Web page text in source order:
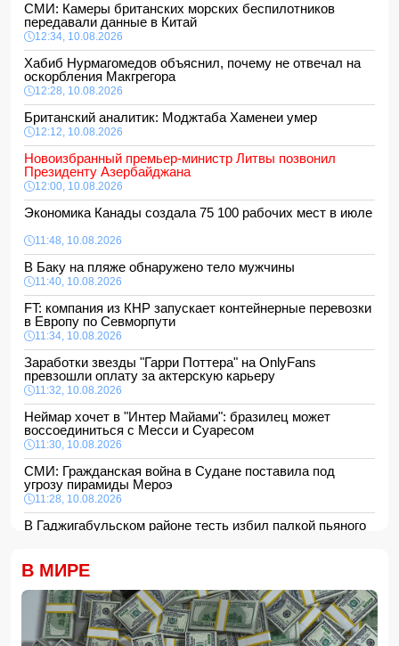
СМИ: Камеры британских морских беспилотников
передавали данные в Китай
12:34, 10.08.2026
Хабиб Нурмагомедов объяснил, почему не отвечал на
оскорбления Макгрегора
12:28, 10.08.2026
Британский аналитик: Моджтаба Хаменеи умер
12:12, 10.08.2026
Новоизбранный премьер-министр Литвы позвонил
Президенту Азербайджана
12:00, 10.08.2026
Экономика Канады создала 75 100 рабочих мест в июле
11:48, 10.08.2026
В Баку на пляже обнаружено тело мужчины
11:40, 10.08.2026
FT: компания из КНР запускает контейнерные перевозки
в Европу по Севморпути
11:34, 10.08.2026
Заработки звезды "Гарри Поттера" на OnlyFans
превзошли оплату за актерскую карьеру
11:32, 10.08.2026
Неймар хочет в "Интер Майами": бразилец может
воссоединиться с Месси и Суаресом
11:30, 10.08.2026
СМИ: Гражданская война в Судане поставила под
угрозу пирамиды Мероэ
11:28, 10.08.2026
В Гаджигабульском районе тесть избил палкой пьяного
Анна Седокова показала фигуру в мини-платье с
крыльями и чулках
11:22, 10.08.2026
В Сабирабадском районе 59-летний мужчина погиб от
В МИРЕ